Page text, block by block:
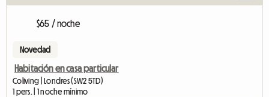
$65 / noche
Novedad
Habitación en casa particular
Coliving | Londres (SW2 5TD)
1 pers. | 1 noche mínimo